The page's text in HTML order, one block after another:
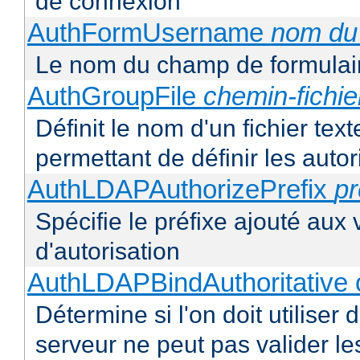
AuthFormUsername nom
Le nom du champ de
AuthGroupFile chemin-
Définit le nom d'un fichier
permettant de définir les
AuthLDAPAuthorizePrefix
Spécifie le préfixe ajouté aux
d'autorisation
AuthLDAPBindAuthoritative
Détermine si l'on doit utiliser
serveur ne peut pas valider